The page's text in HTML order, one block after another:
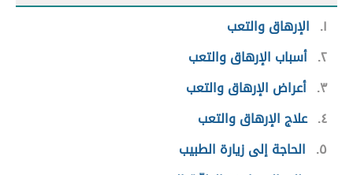
١
الإرهاق والتعب
٢ أسباب الإرهاق والتعب
٣ أعراض الإرهاق والتعب
٤ علاج الإرهاق والتعب
٥
الحاجة إلى زيارة الطبيب